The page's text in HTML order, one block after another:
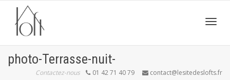
photo-Terrasse-nuit-
Contactez-nous 01 42 71 40 79 contact@lesitedeslofts.fr